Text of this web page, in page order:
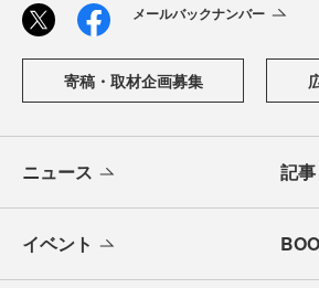
メールバックナンバー
寄稿・取材企画募集
ニュース 記事
イベント